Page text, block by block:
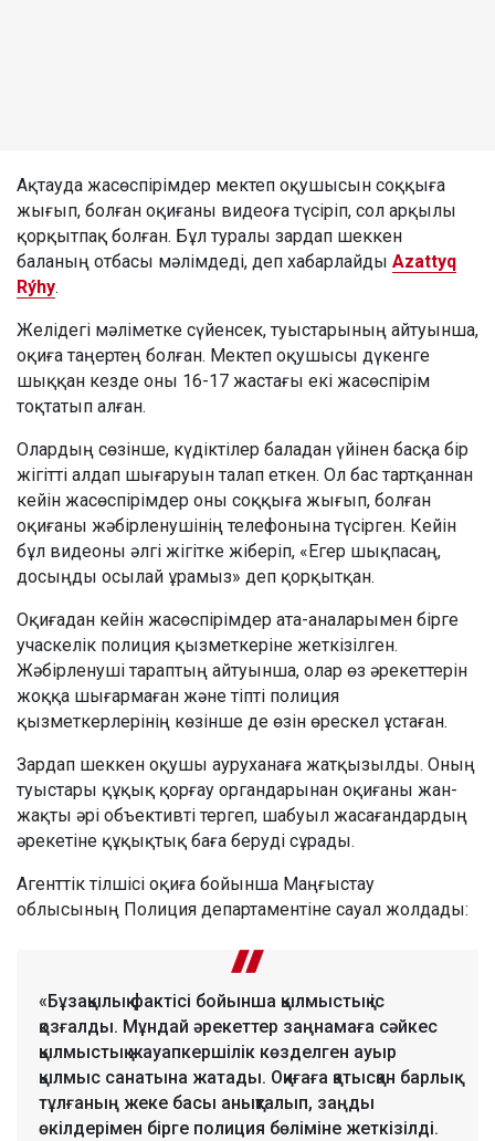
Ақтауда жасөспірімдер мектеп оқушысын соққыға
жығып, болған оқиғаны видеоға түсіріп, сол арқылы
қорқытпақ болған. Бұл туралы зардап шеккен
баланың отбасы мәлімдеді, деп хабарлайды Azattyq
Rýhy.
Желідегі мәліметке сүйенсек, туыстарының айтуынша,
оқиға таңертең болған. Мектеп оқушысы дүкенге
шыққан кезде оны 16-17 жастағы екі жасөспірім
тоқтатып алған.
Олардың сөзінше, күдіктілер баладан үйінен басқа бір
жігітті алдап шығаруын талап еткен. Ол бас тартқаннан
кейін жасөспірімдер оны соққыға жығып, болған
оқиғаны жәбірленушінің телефонына түсірген. Кейін
бұл видеоны әлгі жігітке жіберіп, «Егер шықпасаң,
досыңды осылай ұрамыз» деп қорқытқан.
Оқиғадан кейін жасөспірімдер ата-аналарымен бірге
учаскелік полиция қызметкеріне жеткізілген.
Жәбірленуші тараптың айтуынша, олар өз әрекеттерін
жоққа шығармаған және тіпті полиция
қызметкерлерінің көзінше де өзін өрескел ұстаған.
Зардап шеккен оқушы ауруханаға жатқызылды. Оның
туыстары құқық қорғау органдарынан оқиғаны жан-
жақты әрі объективті тергеп, шабуыл жасағандардың
әрекетіне құқықтық баға беруді сұрады.
Агенттік тілшісі оқиға бойынша Маңғыстау
облысының Полиция департаментіне сауал жолдады:
«Бұзақылық фактісі бойынша қылмыстық іс
қозғалды. Мұндай әрекеттер заңнамаға сәйкес
қылмыстық жауапкершілік көзделген ауыр
қылмыс санатына жатады. Оқиғаға қатысқан барлық
тұлғаның жеке басы анықталып, заңды
өкілдерімен бірге полиция бөліміне жеткізілді.